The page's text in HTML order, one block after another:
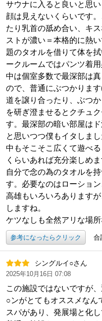
サウナに入ると良いと思
顔は見えないくらいです
たり乳首の舐め合い、キ
ストが濃い＝本格的に熱
題のタオルを借りて体を
ークルームではパンツ着
中は個室多数で最深部は
ので、普通にぶつかりま
道を譲り合ったり、ぶつ
を研ぎ澄ませるとクチュ
す。最深部の暗い部屋は
と思いつつ僕もイタしまし
中もそこそこ広くて遊べ
くらいあれば充分楽しめま
自分で念の為のタオルを
す。必要なのはローショ
高雄もいろいろあります
しますね。
ケツなしも全然アリな場
参考になったらクリック 合
シングルイ○さん
2025年10月16日 07:08
この施設ではないですが
○ンがとてもオススメなん
スパがあり、発展場と化